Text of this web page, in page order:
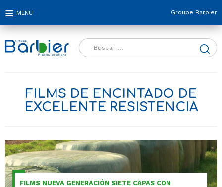
Groupe Barbier
Buscar:
FILMS DE ENCINTADO DE
EXCELENTE RESISTENCIA
FILMS NUEVA GENERACIÓN SIETE CAPAS CON